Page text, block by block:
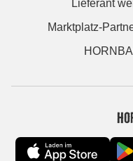
Lieferant
Marktplatz-